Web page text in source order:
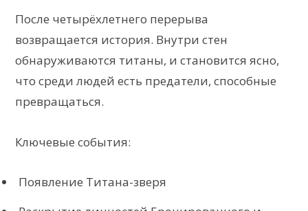
После четырёхлетнего перерыва
возвращается история. Внутри стен
обнаруживаются титаны, и становится ясно,
что среди людей есть предатели, способные
превращаться.
Ключевые события:
Появление Титана-зверя